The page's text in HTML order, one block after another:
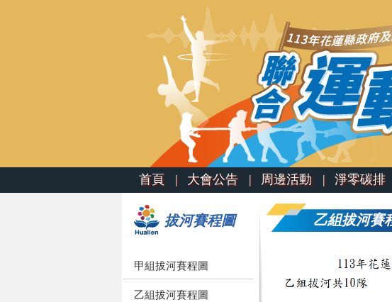
首頁 | 大會公告 | 周邊活動 | 淨零碳
拔河賽程圖
甲組拔河賽程圖
乙組拔河賽程圖
乙組拔河賽